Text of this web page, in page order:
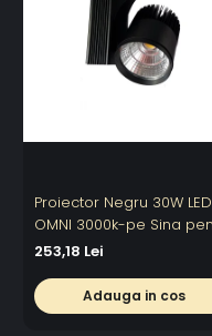
Proiector Negru 30W LED
OMNI 3000k-pe Sina
Display Magazin
253,18 Lei
Adauga in cos